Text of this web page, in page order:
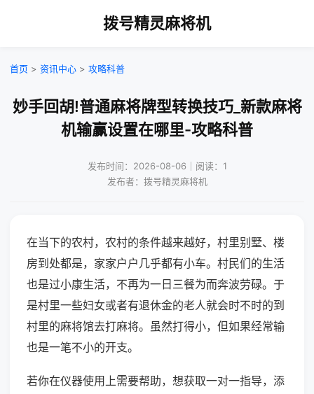
拨号精灵麻将机
首页 > 资讯中心 > 攻略科普
妙手回胡!普通麻将牌型转换技巧_新款麻将
机输赢设置在哪里-攻略科普
发布时间：2026-08-06｜阅读：1
发布者：拨号精灵麻将机
在当下的农村，农村的条件越来越好，村里别墅、楼
房到处都是，家家户户几乎都有小车。村民们的生活
也是过小康生活，不再为一日三餐为而奔波劳碌。于
是村里一些妇女或者有退休金的老人就会时不时的到
村里的麻将馆去打麻将。虽然打得小，但如果经常输
也是一笔不小的开支。
若你在仪器使用上需要帮助，想获取一对一指导，添